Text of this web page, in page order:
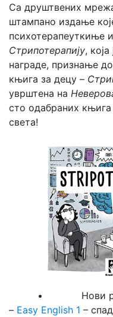
Са друштвених
штампано издање
психотерапеуткиње
Стрипотерапију,
награде, признање
књига за децу –
уврштена на
сто одабраних
света!
• Нови
– Easy English 1 –